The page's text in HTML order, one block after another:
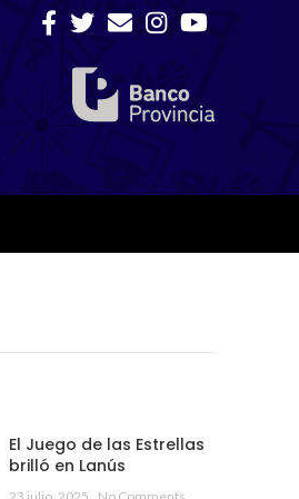
El Juego de las Estrellas
brilló en Lanús